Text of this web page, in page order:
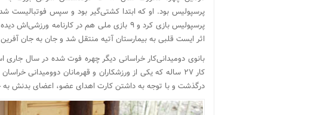
پرسپولیس بود. او که ابتدا کشتی‌گیر بود و سپس فوتبالیست
اثر ایست قلبى به بیمارستان آتیه منتقل شد و جان به جان آفرین تسلیم
بانوی دومیدانی‌کار خراسانی دیگر چهره فوت شده در سال جاری
درگذشت و با توجه به داشتن کارت اهدای عضو، اعضای بدنش به